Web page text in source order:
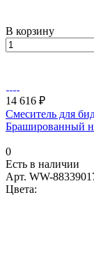
В корзину
14 616 ₽
Смеситель для
Брашированный
0
Есть в наличии
Арт. WW-
Цвета: